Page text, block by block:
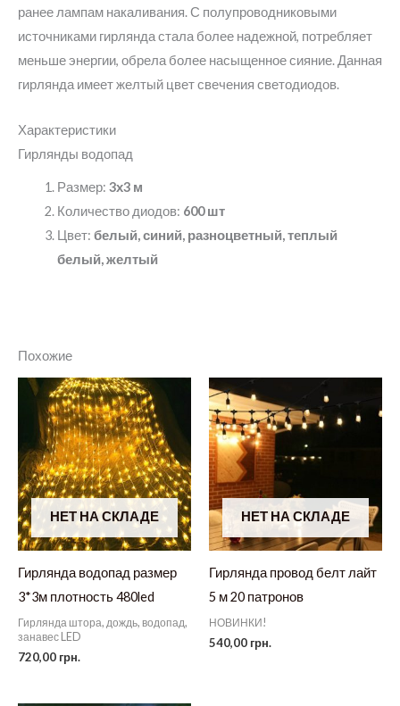
ранее лампам накаливания. С полупроводниковыми
источниками гирлянда стала более надежной, потребляет
меньше энергии, обрела более насыщенное сияние. Данная
гирлянда имеет желтый цвет свечения светодиодов.
Характеристики
Гирлянды водопад
Размер: 3х3 м
Количество диодов: 600 шт
Цвет: белый, синий, разноцветный, теплый
белый, желтый
Похожие
НЕТ НА СКЛАДЕ
Гирлянда водопад размер
3*3м плотность 480led
Гирлянда штора, дождь, водопад,
занавес LED
720,00 грн.
НЕТ НА СКЛАДЕ
Гирлянда провод белт лайт
5 м 20 патронов
НОВИНКИ!
540,00 грн.